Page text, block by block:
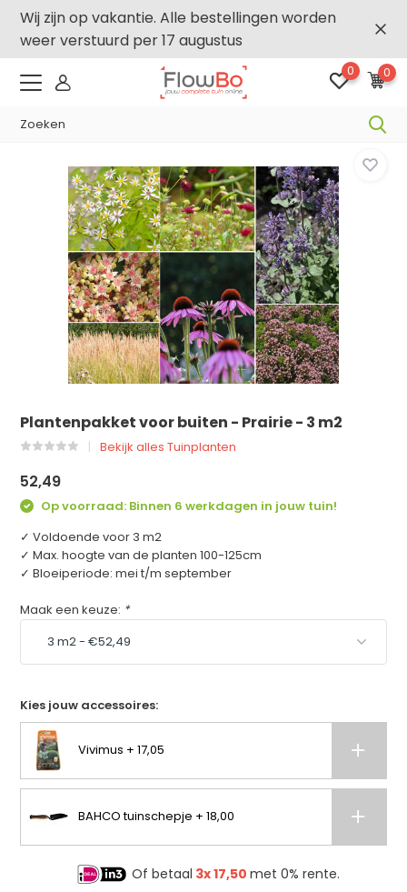
Wij zijn op vakantie. Alle bestellingen worden
weer verstuurd per 17 augustus
0 0
Plantenpakket voor buiten - Prairie - 3 m2
Bekijk alles Tuinplanten
52,49
Op voorraad: Binnen 6 werkdagen in jouw tuin!
✓ Voldoende voor 3 m2
✓ Max. hoogte van de planten 100-125cm
✓ Bloeiperiode: mei t/m september
Maak een keuze: *
Kies jouw accessoires:
Vivimus + 17,05
BAHCO tuinschepje + 18,00
Of betaal 3x17,50 met 0% rente.